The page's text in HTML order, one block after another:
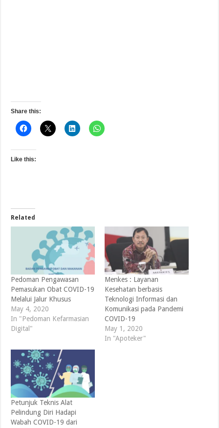
Share this:
Like this:
Related
Pedoman Pengawasan
Pemasukan Obat COVID-19
Melalui Jalur Khusus
May 4, 2020
In "Pedoman Kefarmasian
Digital"
Menkes : Layanan
Kesehatan berbasis
Teknologi Informasi dan
Komunikasi pada Pandemi
COVID-19
May 1, 2020
In "Apoteker"
Petunjuk Teknis Alat
Pelindung Diri Hadapi
Wabah COVID-19 dari